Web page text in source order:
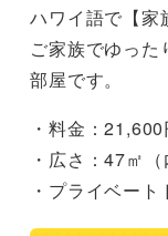
ハワイ語で【家
ご家族でゆっ
部屋です。
・料金：
・広さ：47㎡（
・プライベー